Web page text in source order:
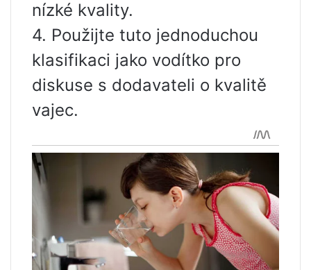
nízké kvality.
4. Použijte tuto jednoduchou
klasifikaci jako vodítko pro
diskuse s dodavateli o kvalitě
vajec.